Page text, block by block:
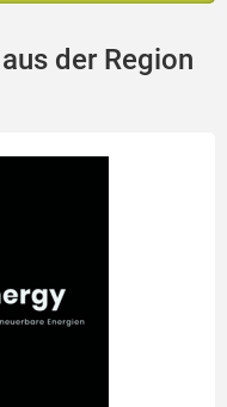
der Region